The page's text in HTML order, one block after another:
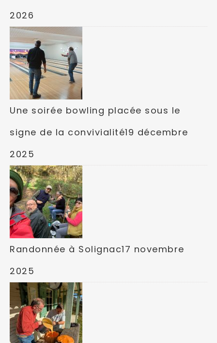
2026
Une soirée bowling placée sous le
signe de la convivialité19 décembre
2025
Randonnée à Solignac17 novembre
2025